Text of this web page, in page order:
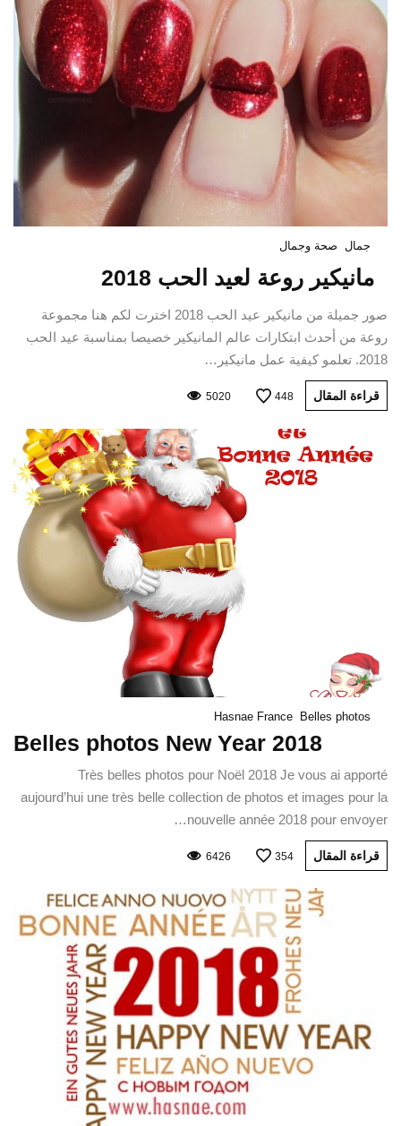
جمال صحة وجمال
مانيكير روعة لعيد الحب 2018
صور جميلة من مانيكير عيد الحب 2018 اخترت لكم هنا مجموعة
روعة من أحدث ابتكارات عالم المانيكير خصيصا بمناسبة عيد الحب
2018. تعلمو كيفية عمل مانيكير…
قراءة المقال 448
5020
Belles photos
Hasnae France
Belles photos New Year 2018
Très belles photos pour Noël 2018 Je vous ai apporté
aujourd’hui une très belle collection de photos et images pour la
nouvelle année 2018 pour envoyer…
قراءة المقال 354
6426